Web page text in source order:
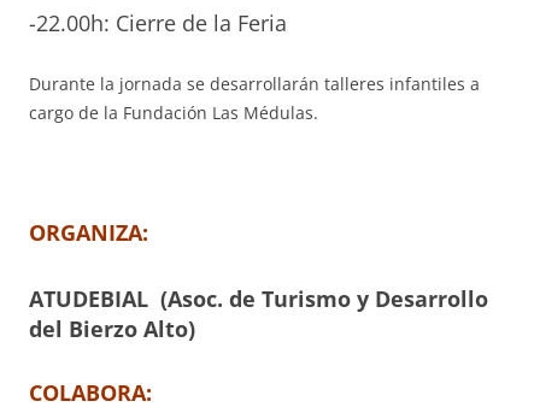
-22.00h: Cierre de la Feria
Durante la jornada se desarrollarán talleres infantiles a
cargo de la Fundación Las Médulas.
ORGANIZA:
ATUDEBIAL (Asoc. de Turismo y Desarrollo
del Bierzo Alto)
COLABORA: